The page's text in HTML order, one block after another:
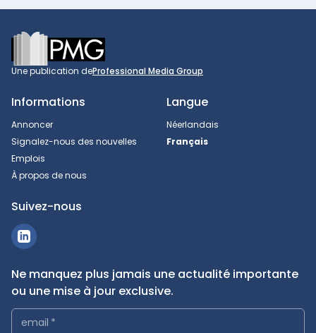
Footer
Une publication deProfessional Media Group
Informations
Annoncer
Signalez-nous des nouvelles
Emplois
À propos de nous
Langue
Néerlandais
Français
Suivez-nous
Ne manquez plus jamais une actualité importante
ou une mise à jour exclusive.
email *